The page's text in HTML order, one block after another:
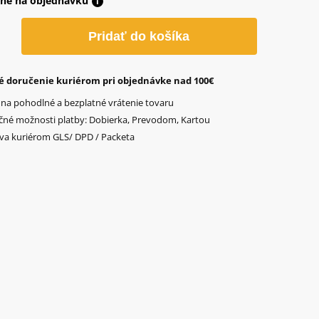
Pridať do košíka
doručenie kuriérom pri objednávke nad 100€
pohodlné a bezplatné vrátenie tovaru
možnosti platby: Dobierka, Prevodom, Kartou
kuriérom GLS/ DPD / Packeta